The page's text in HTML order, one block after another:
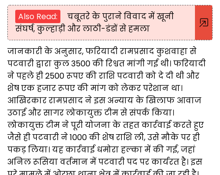
Also Read:
चबूतरे के पुराने विवाद में खूनी
संघर्ष, कुल्हाड़ी और लाठी-डंडों से हमला
जानकारी के अनुसार, फरियादी रामप्रसाद कुशवाहा से
पटवारी द्वारा कुल 3500 की रिश्वत मांगी गई थी। फरियादी
ने पहले ही 2500 रूपए की राशि पटवारी को दे दी थी और
शेष एक हजार रूपए की मांग को लेकर परेशान था।
आखिरकार रामप्रसाद ने इस अन्याय के खिलाफ आवाज
उठाई और सागर लोकायुक्त टीम से संपर्क किया।
लोकायुक्त टीम ने पूरी योजना के तहत कार्रवाई करते हुए
जैसे ही पटवारी ने 1000 की शेष राशि ली, उसे मौके पर ही
पकड़ लिया। यह कार्रवाई धमोरा हल्का में की गई, जहां
अनिल रूसिया वर्तमान में पटवारी पद पर कार्यरत है। इस